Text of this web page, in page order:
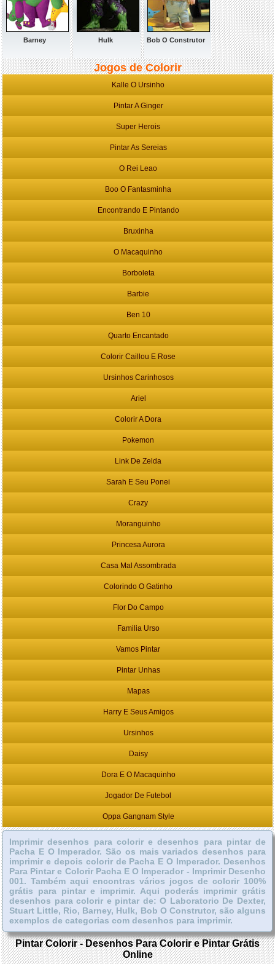
Barney Hulk Bob O Construtor
Jogos de Colorir
Kalle O Ursinho
Pintar A Ginger
Super Herois
Pintar As Sereias
O Rei Leao
Boo O Fantasminha
Encontrando E Pintando
Bruxinha
O Macaquinho
Borboleta
Barbie
Ben 10
Quarto Encantado
Colorir Caillou E Rose
Ursinhos Carinhosos
Ariel
Colorir A Dora
Pokemon
Link De Zelda
Sarah E Seu Ponei
Crazy
Moranguinho
Princesa Aurora
Casa Mal Assombrada
Colorindo O Gatinho
Flor Do Campo
Familia Urso
Vamos Pintar
Pintar Unhas
Mapas
Harry E Seus Amigos
Ursinhos
Daisy
Dora E O Macaquinho
Jogador De Futebol
Oppa Gangnam Style
Imprimir desenhos para colorir e desenhos para pintar de
Pacha E O Imperador. São os mais variados desenhos para
imprimir e depois colorir de Pacha E O Imperador. Desenhos
Para Pintar e Colorir Pacha E O Imperador - Imprimir Desenho
001. Também aqui encontras vários jogos de colorir 100%
grátis para pintar e imprimir. Aqui poderás imprimir grátis
desenhos para colorir e pintar de: O Laboratorio De Dexter,
Stuart Little, Rio, Barney, Hulk, Bob O Construtor, são alguns
exemplos de categorias com desenhos para imprimir.
Pintar Colorir - Desenhos Para Colorir e Pintar Grátis
Online